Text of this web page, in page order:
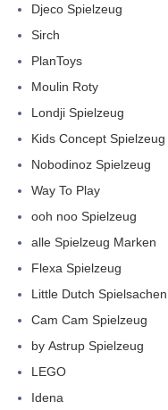
Djeco Spielzeug
Sirch
PlanToys
Moulin Roty
Londji Spielzeug
Kids Concept Spielzeug
Nobodinoz Spielzeug
Way To Play
ooh noo Spielzeug
alle Spielzeug Marken
Flexa Spielzeug
Little Dutch Spielsachen
Cam Cam Spielzeug
by Astrup Spielzeug
LEGO
Idena